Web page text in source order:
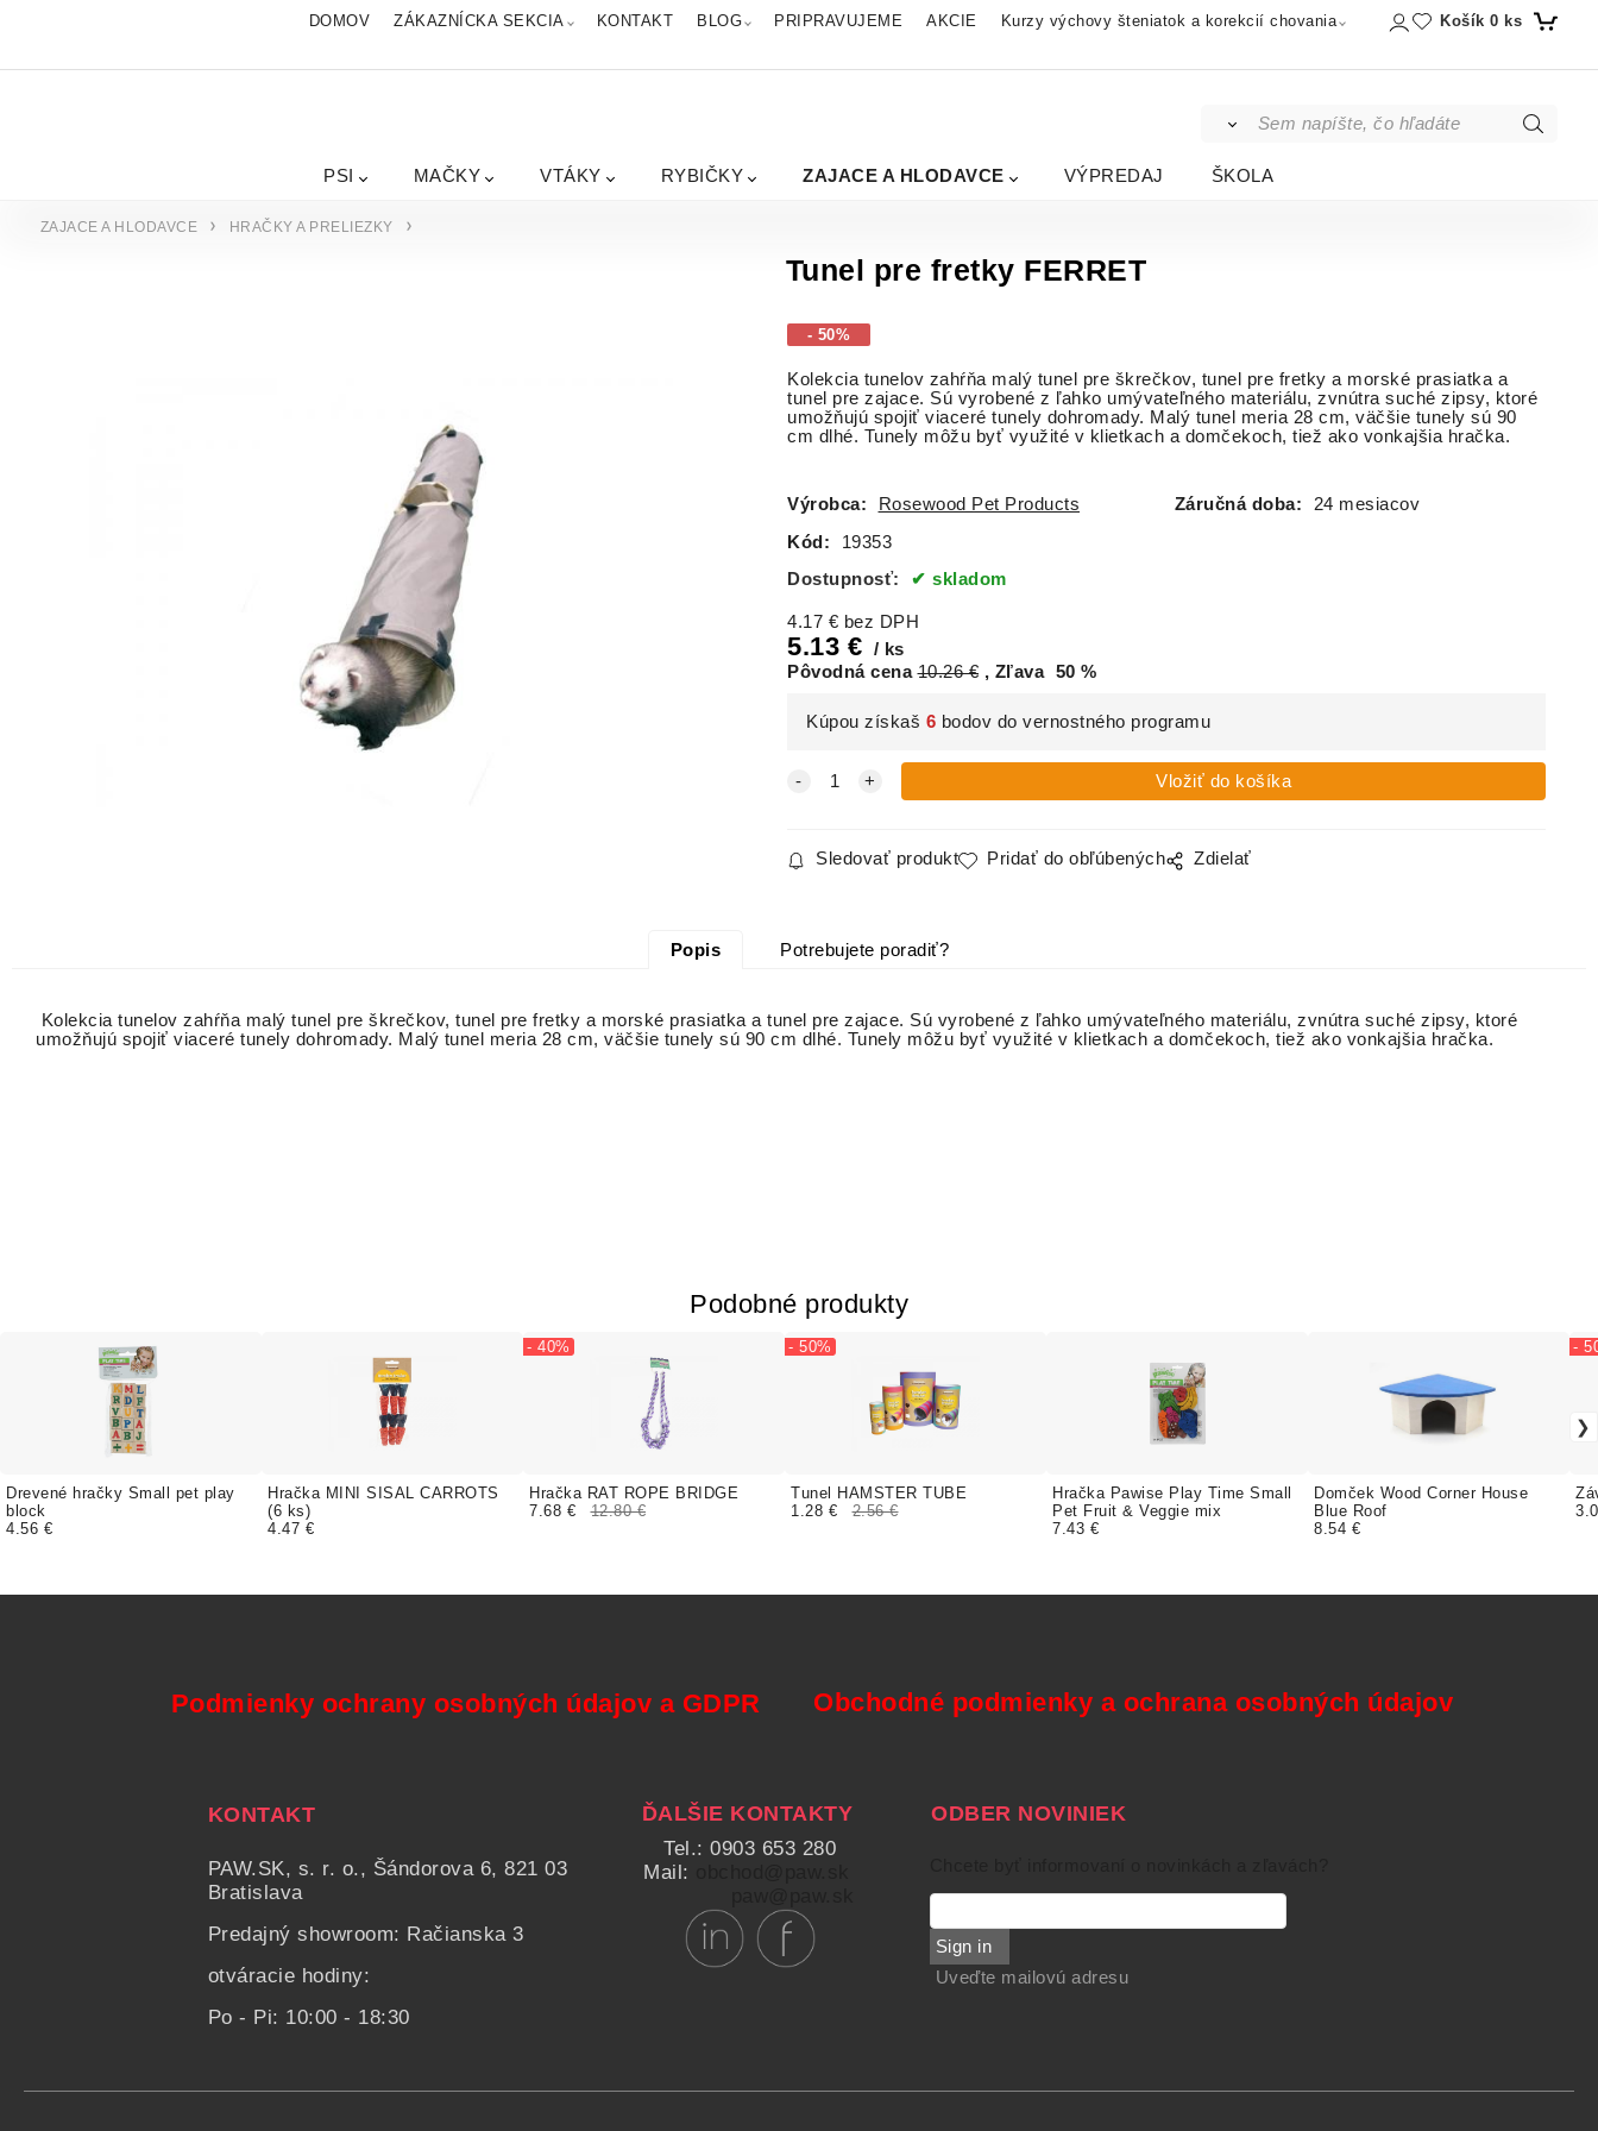
DOMOV ZÁKAZNÍCKA SEKCIA KONTAKT BLOG PRIPRAVUJEME AKCIE Kurzy výchovy šteniatok a korekcií chovania Košík 0 ks
PSI MAČKY VTÁKY RYBIČKY ZAJACE A HLODAVCE VÝPREDAJ ŠKOLA
ZAJACE A HLODAVCE HRAČKY A PRELIEZKY
Tunel pre fretky FERRET
- 50%
Kolekcia tunelov zahŕňa malý tunel pre škrečkov, tunel pre fretky a morské prasiatka a
tunel pre zajace. Sú vyrobené z ľahko umývateľného materiálu, zvnútra suché zipsy, ktoré
umožňujú spojiť viaceré tunely dohromady. Malý tunel meria 28 cm, väčšie tunely sú 90
cm dlhé. Tunely môžu byť využité v klietkach a domčekoch, tiež ako vonkajšia hračka.
Výrobca: Rosewood Pet Products Záručná doba:
24 mesiacov
Kód:
19353
Dostupnosť:
skladom
4.17 € bez DPH
5.13 €
ks
Pôvodná cena 10.26€ Zľava 50 %
Kúpou získaš 6 bodov do vernostného programu
Sledovať produkt Pridať do obľúbených Zdielať
Popis Potrebujete poradiť?
Kolekcia tunelov zahŕňa malý tunel pre škrečkov, tunel pre fretky a morské prasiatka a tunel pre zajace. Sú vyrobené z ľahko umývateľného materiálu, zvnútra suché zipsy, ktoré
umožňujú spojiť viaceré tunely dohromady. Malý tunel meria 28 cm, väčšie tunely sú 90 cm dlhé. Tunely môžu byť využité v klietkach a domčekoch, tiež ako vonkajšia hračka.
Podobné produkty
Drevené hračky Small pet play
block
4.56 €
Hračka MINI SISAL CARROTS
(6 ks)
4.47 €
Hračka RAT ROPE BRIDGE
- 40%
7.68 € 12.80 €
Tunel HAMSTER TUBE
- 50%
1.28 € 2.56 €
Hračka Pawise Play Time Small
Pet Fruit & Veggie mix
7.43 €
Domček Wood Corner House
Blue Roof
8.54 €
-
Podmienky ochrany osobných údajov a GDPR Obchodné podmienky a ochrana osobných údajov
KONTAKT
PAW.SK, s. r. o., Šándorova 6, 821 03
Bratislava
Predajný showroom: Račianska 3
otváracie hodiny:
Po - Pi: 10:00 - 18:30
ĎALŠIE KONTAKTY
Tel.: 0903 653 280
Mail:
ODBER NOVINIEK
Sign in
Uveďte mailovú adresu